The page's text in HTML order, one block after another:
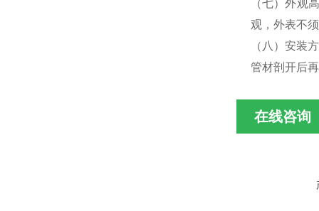
（七）外观
观，外表不
（八）安装
管材剖开后
在线咨询